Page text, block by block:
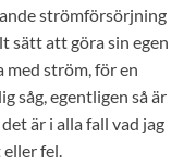
strömförsörjning
sätt att göra sin egen
med ström, för en
såg, egentligen så är
är i alla fall vad jag
fel.